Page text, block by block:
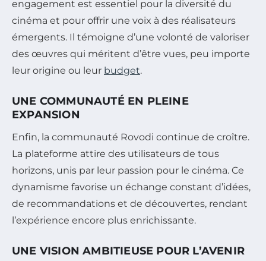
engagement est essentiel pour la diversité du
cinéma et pour offrir une voix à des réalisateurs
émergents. Il témoigne d’une volonté de valoriser
des œuvres qui méritent d’être vues, peu importe
leur origine ou leur budget.
UNE COMMUNAUTÉ EN PLEINE
EXPANSION
Enfin, la communauté Rovodi continue de croître.
La plateforme attire des utilisateurs de tous
horizons, unis par leur passion pour le cinéma. Ce
dynamisme favorise un échange constant d’idées,
de recommandations et de découvertes, rendant
l’expérience encore plus enrichissante.
UNE VISION AMBITIEUSE POUR L’AVENIR